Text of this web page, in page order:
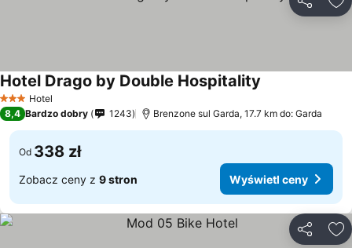
3 Kategoria
Hotel
Hotel Drago by Double Hospitality
8,4 Bardzo dobry 1243 Brenzone sul Garda, 17.7 km do: Garda
Od 338 zł
Zobacz ceny z 9 stron Wyświetl ceny